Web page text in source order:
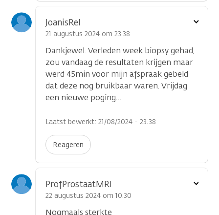
JoanisRel
21 augustus 2024 om 23.38
Dankjewel. Verleden week biopsy gehad,
zou vandaag de resultaten krijgen maar
werd 45min voor mijn afspraak gebeld
dat deze nog bruikbaar waren. Vrijdag
een nieuwe poging…
Laatst bewerkt: 21/08/2024 - 23:38
Reageren
Toon
ProfProstaatMRI
22 augustus 2024 om 10.30
Nogmaals sterkte
Toon